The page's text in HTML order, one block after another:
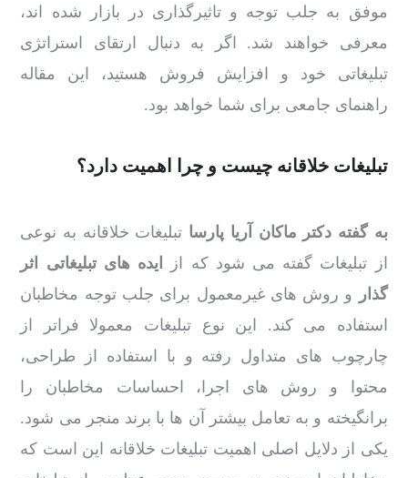
موفق به جلب توجه و تاثیرگذاری در بازار شده اند،
معرفی خواهند شد. اگر به دنبال ارتقای استراتژی
تبلیغاتی خود و افزایش فروش هستید، این مقاله
راهنمای جامعی برای شما خواهد بود.
تبلیغات خلاقانه چیست و چرا اهمیت دارد؟
به گفته دکتر ماکان آریا پارسا تبلیغات خلاقانه به نوعی
از تبلیغات گفته می شود که از
ایده های تبلیغاتی اثر
گذار
و روش های غیرمعمول برای جلب توجه مخاطبان
استفاده می کند. این نوع تبلیغات معمولا فراتر از
چارچوب های متداول رفته و با استفاده از طراحی،
محتوا و روش های اجرا، احساسات مخاطبان را
برانگیخته و به تعامل بیشتر آن ها با برند منجر می شود.
یکی از دلایل اصلی اهمیت تبلیغات خلاقانه این است که